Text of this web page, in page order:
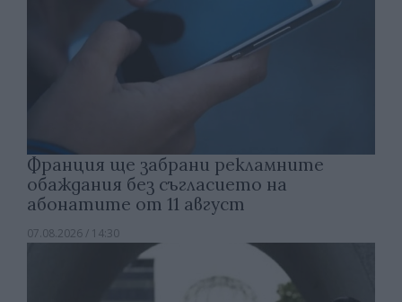
Франция ще забрани рекламните
обаждания без съгласието на
абонатите от 11 август
07.08.2026 / 14:30